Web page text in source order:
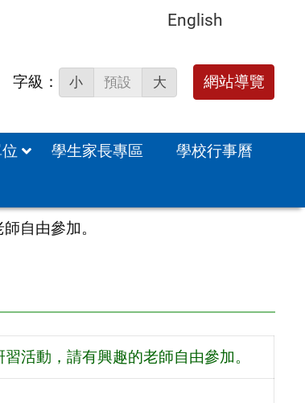
English
字級： 小 預設 大 網站導覽
學生家長專區
學校行事曆
自由參加。
活動，請有興趣的老師自由參加。